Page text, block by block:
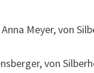
Meyer, von
von